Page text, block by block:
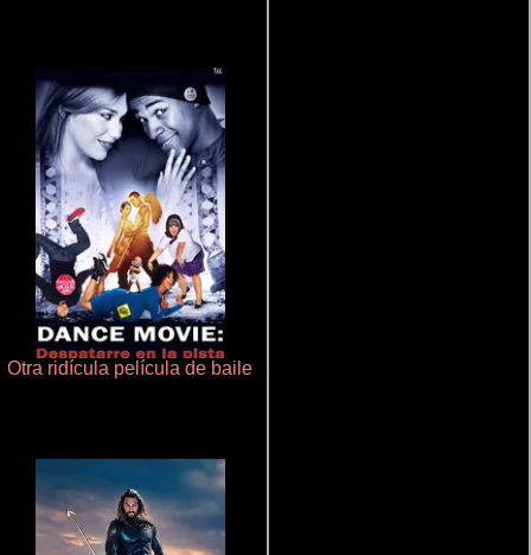
Otra ridícula película de baile